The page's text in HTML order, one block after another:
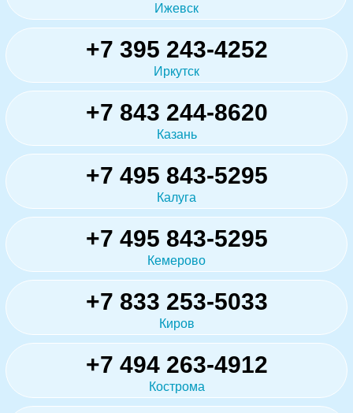
Ижевск
+7 395 243-4252
Иркутск
+7 843 244-8620
Казань
+7 495 843-5295
Калуга
+7 495 843-5295
Кемерово
+7 833 253-5033
Киров
+7 494 263-4912
Кострома